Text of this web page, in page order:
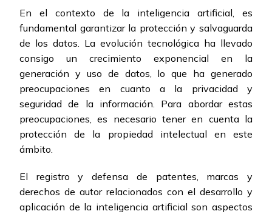
En el contexto de la inteligencia artificial, es
fundamental garantizar la protección y salvaguarda
de los datos. La evolución tecnológica ha llevado
consigo un crecimiento exponencial en la
generación y uso de datos, lo que ha generado
preocupaciones en cuanto a la privacidad y
seguridad de la información. Para abordar estas
preocupaciones, es necesario tener en cuenta la
protección de la propiedad intelectual en este
ámbito.
El registro y defensa de patentes, marcas y
derechos de autor relacionados con el desarrollo y
aplicación de la inteligencia artificial son aspectos